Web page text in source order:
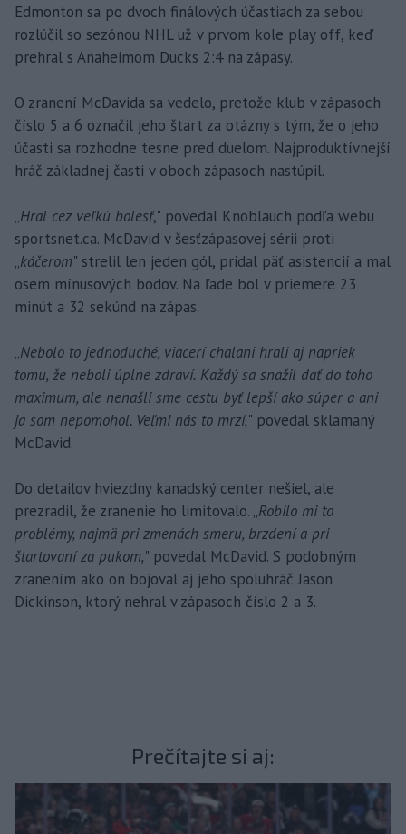
Edmonton sa po dvoch finálových účastiach za sebou
rozlúčil so sezónou NHL už v prvom kole play off, keď
prehral s Anaheimom Ducks 2:4 na zápasy.
O zranení McDavida sa vedelo, pretože klub v zápasoch
číslo 5 a 6 označil jeho štart za otázny s tým, že o jeho
účasti sa rozhodne tesne pred duelom. Najproduktívnejší
hráč základnej časti v oboch zápasoch nastúpil.
„Hral cez veľkú bolesť," povedal Knoblauch podľa webu
sportsnet.ca. McDavid v šesťzápasovej sérii proti
„káčerom" strelil len jeden gól, pridal päť asistencií a mal
osem mínusových bodov. Na ľade bol v priemere 23
minút a 32 sekúnd na zápas.
„Nebolo to jednoduché, viacerí chalani hrali aj napriek
tomu, že neboli úplne zdraví. Každý sa snažil dať do toho
maximum, ale nenašli sme cestu byť lepší ako súper a ani
ja som nepomohol. Veľmi nás to mrzí," povedal sklamaný
McDavid.
Do detailov hviezdny kanadský center nešiel, ale
prezradil, že zranenie ho limitovalo. „Robilo mi to
problémy, najmä pri zmenách smeru, brzdení a pri
štartovaní za pukom," povedal McDavid. S podobným
zranením ako on bojoval aj jeho spoluhráč Jason
Dickinson, ktorý nehral v zápasoch číslo 2 a 3.
Prečítajte si aj: